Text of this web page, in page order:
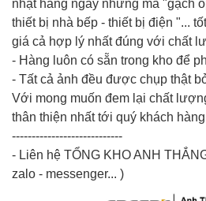
nhật hàng ngày những mã "gạch
thiết bị nhà bếp - thiết bị điện "...
giá cả hợp lý nhất đúng với chất
- Hàng luôn có sẵn trong kho để
- Tất cả ảnh đều được chụp thật
Với mong muốn đem lại chất
thân thiện nhất tới quý khách hàng
----------------------------
- Liên hệ TỔNG KHO ANH
zalo - messenger... )